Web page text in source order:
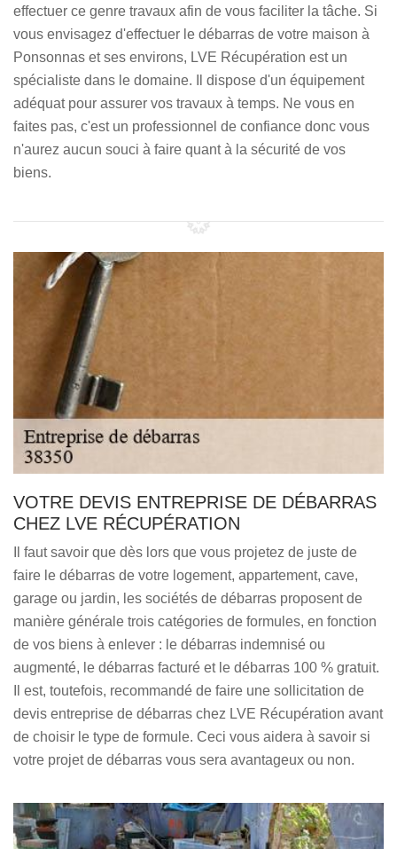
effectuer ce genre travaux afin de vous faciliter la tâche. Si
vous envisagez d'effectuer le débarras de votre maison à
Ponsonnas et ses environs, LVE Récupération est un
spécialiste dans le domaine. Il dispose d'un équipement
adéquat pour assurer vos travaux à temps. Ne vous en
faites pas, c'est un professionnel de confiance donc vous
n'aurez aucun souci à faire quant à la sécurité de vos
biens.
VOTRE DEVIS ENTREPRISE DE DÉBARRAS
CHEZ LVE RÉCUPÉRATION
Il faut savoir que dès lors que vous projetez de juste de
faire le débarras de votre logement, appartement, cave,
garage ou jardin, les sociétés de débarras proposent de
manière générale trois catégories de formules, en fonction
de vos biens à enlever : le débarras indemnisé ou
augmenté, le débarras facturé et le débarras 100 % gratuit.
Il est, toutefois, recommandé de faire une sollicitation de
devis entreprise de débarras chez LVE Récupération avant
de choisir le type de formule. Ceci vous aidera à savoir si
votre projet de débarras vous sera avantageux ou non.